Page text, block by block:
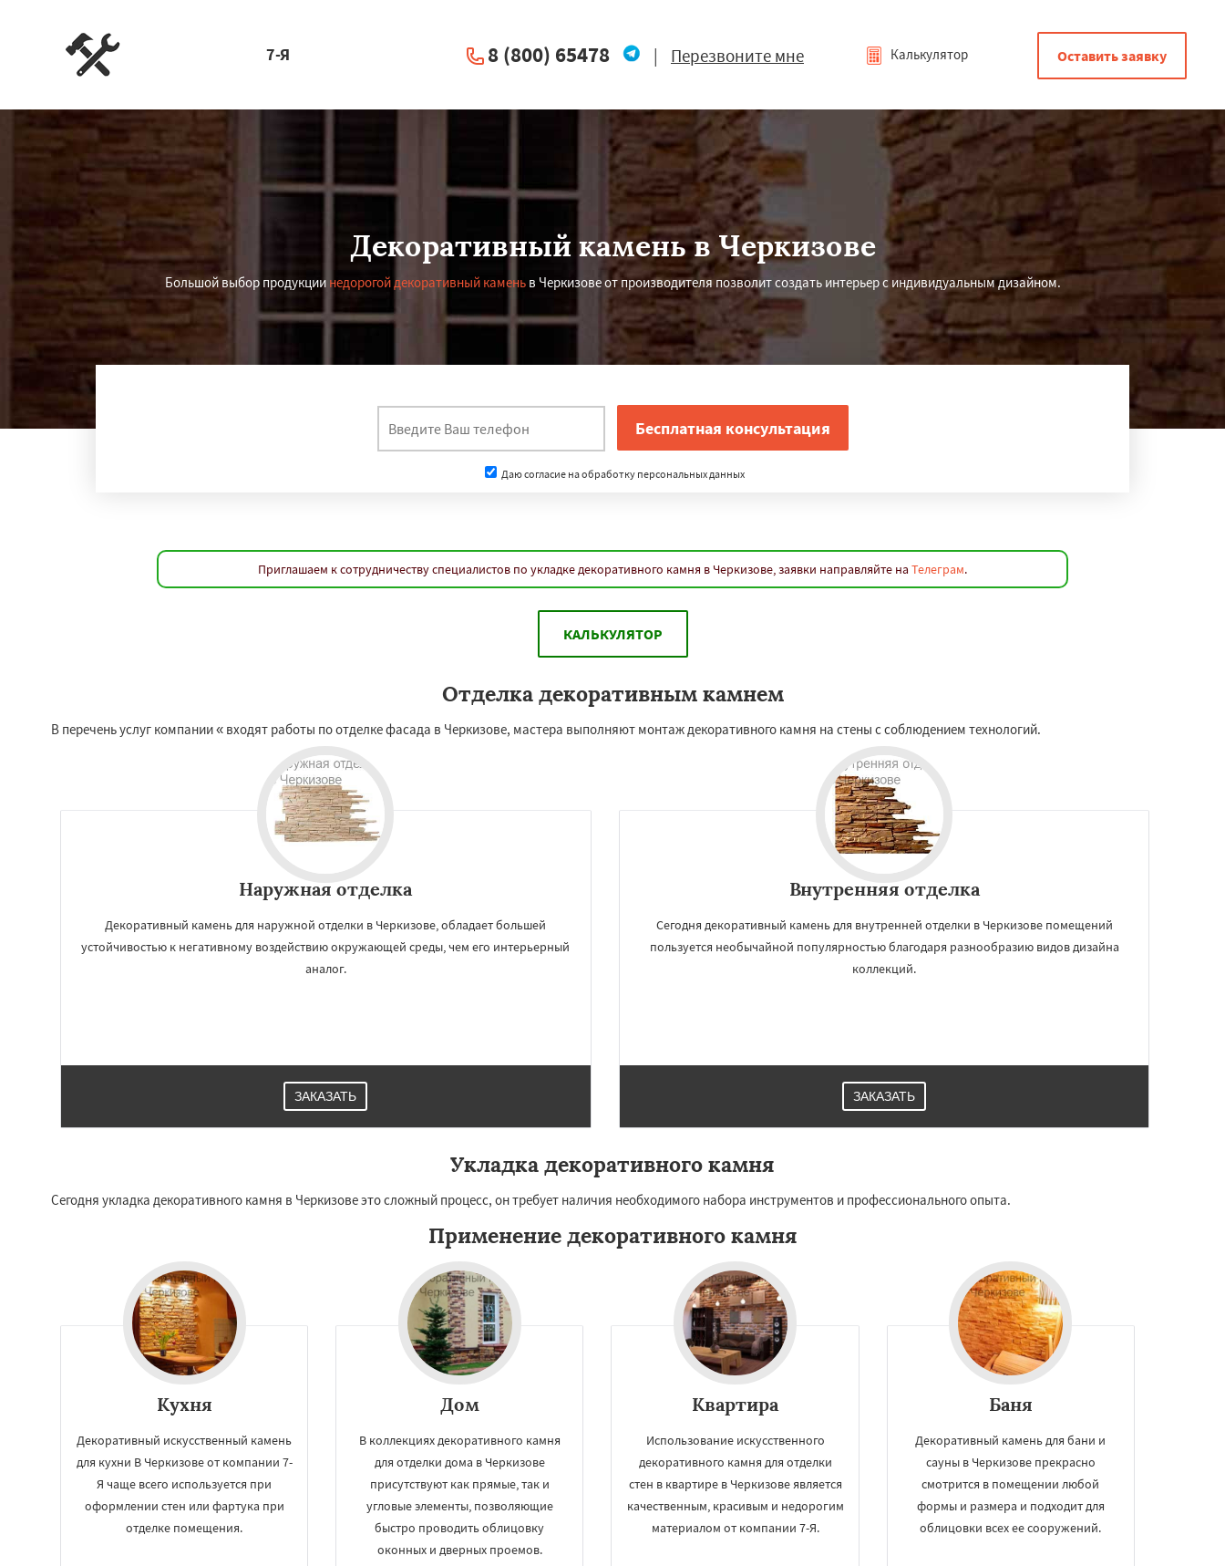
Работаем по
регионам
×
Шаховская
7-Я 8 (800) 65478 | Перезвоните мне Калькулятор Оставить заявку
Декоративный камень в Черкизове
Большой выбор продукции недорогой декоративный каменьв Черкизове от производителя позволит создать интерьер с индивидуальным дизайном.
Даю согласие на обработку персональных данных
Приглашаем к сотрудничеству специалистов по укладке декоративного камня в Черкизове, заявки направляйте на Телеграм.
КАЛЬКУЛЯТОР
Отделка декоративным камнем
В перечень услуг компании « входят работы по отделке фасада в Черкизове, мастера выполняют монтаж декоративного камня на стены с соблюдением технологий.
Наружная отделка
Декоративный камень для наружной отделки в Черкизове, обладает большей
устойчивостью к негативному воздействию окружающей среды, чем его интерьерный
аналог.
ЗАКАЗАТЬ
Внутренняя отделка
Сегодня декоративный камень для внутренней отделки в Черкизове помещений
пользуется необычайной популярностью благодаря разнообразию видов дизайна
коллекций.
ЗАКАЗАТЬ
Укладка декоративного камня
Сегодня укладка декоративного камня в Черкизове это сложный процесс, он требует наличия необходимого набора инструментов и профессионального опыта.
Применение декоративного камня
Кухня
Декоративный искусственный камень
для кухни В Черкизове от компании 7-
Я чаще всего используется при
оформлении стен или фартука при
отделке помещения.
Дом
В коллекциях декоративного камня
для отделки дома в Черкизове
присутствуют как прямые, так и
угловые элементы, позволяющие
быстро проводить облицовку
оконных и дверных проемов.
Квартира
Использование искусственного
декоративного камня для отделки
стен в квартире в Черкизове является
качественным, красивым и недорогим
материалом от компании 7-Я.
Баня
Декоративный камень для бани и
сауны в Черкизове прекрасно
смотрится в помещении любой
формы и размера и подходит для
облицовки всех ее сооружений.
УЗНАТЬ ПОДРОБНЕЕ ×